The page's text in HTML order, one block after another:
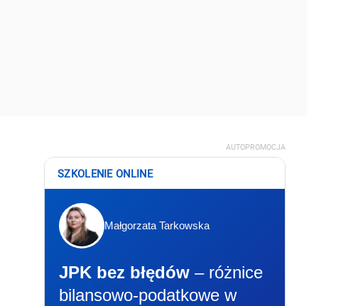
AUTOPROMOCJA
SZKOLENIE ONLINE
Małgorzata Tarkowska
JPK bez błędów – różnice
bilansowo-podatkowe w